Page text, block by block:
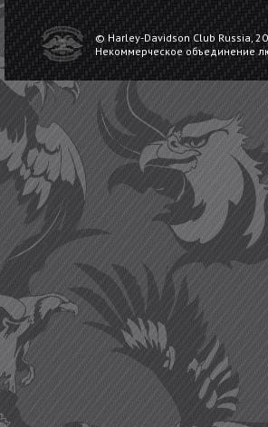
© Harley-Davidson Club Russia,
Некоммерческое объединение